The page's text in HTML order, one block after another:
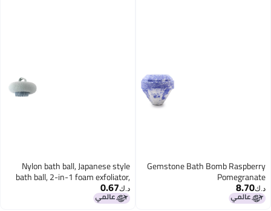
Gemstone Bath
Nylon bath ball, Japanese style
bath ball, 2-in-1 foam exfoliator,
scrubber, remove dirt, and scrub